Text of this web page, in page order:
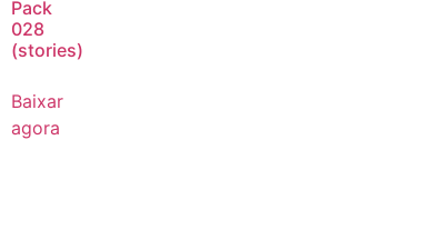
Pack
028
(stories)
Baixar
agora